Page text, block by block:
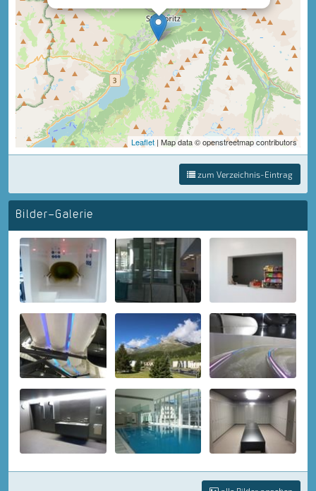
Leaflet | Map data © openstreetmap contributors
zum Verzeichnis-Eintrag
Bilder-Galerie